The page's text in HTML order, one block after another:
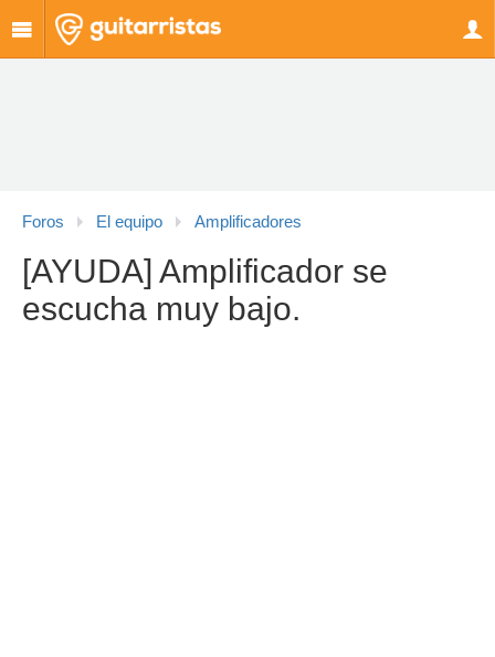
Foros El equipo Amplificadores
[AYUDA] Amplificador se
escucha muy bajo.